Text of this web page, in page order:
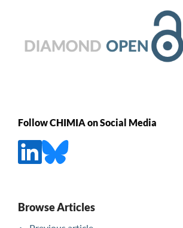
Follow CHIMIA on Social Media
Browse Articles